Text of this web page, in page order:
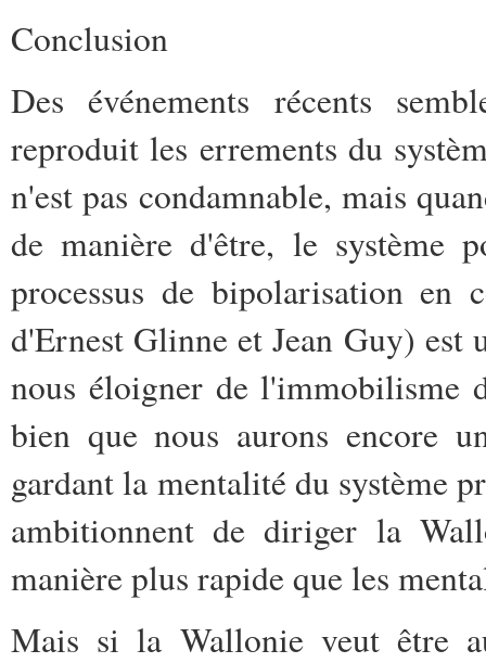
Conclusion
Des événements récents
reproduit les errements du
n'est pas condamnable, mais
de manière d'être, le système
processus de bipolarisation
d'Ernest Glinne et Jean Guy) est
nous éloigner de l'immobilisme
bien que nous aurons encore
gardant la mentalité du système
ambitionnent de diriger la
manière plus rapide que les
Mais si la Wallonie veut être